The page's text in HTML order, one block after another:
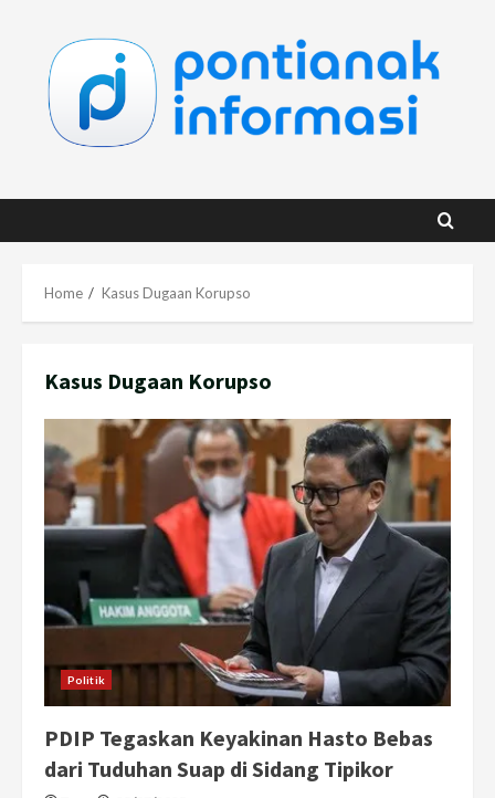
content
Home Kasus Dugaan Korupso
Kasus Dugaan Korupso
Politik
PDIP Tegaskan Keyakinan Hasto Bebas
dari Tuduhan Suap di Sidang Tipikor